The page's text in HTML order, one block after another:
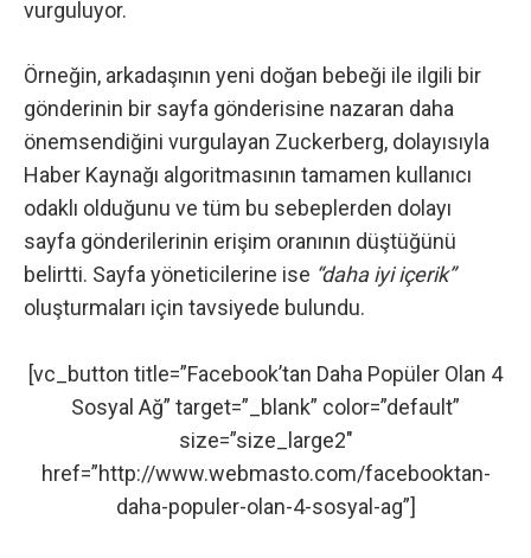
vurguluyor.
Örneğin, arkadaşının yeni doğan bebeği ile ilgili bir
gönderinin bir sayfa gönderisine nazaran daha
önemsendiğini vurgulayan Zuckerberg, dolayısıyla
Haber Kaynağı algoritmasının tamamen kullanıcı
odaklı olduğunu ve tüm bu sebeplerden dolayı
sayfa gönderilerinin erişim oranının düştüğünü
belirtti. Sayfa yöneticilerine ise “daha iyi içerik”
oluşturmaları için tavsiyede bulundu.
[vc_button title=”Facebook’tan Daha Popüler Olan 4
Sosyal Ağ” target=”_blank” color=”default”
size=”size_large2″
href=”http://www.webmasto.com/facebooktan-
daha-populer-olan-4-sosyal-ag”]